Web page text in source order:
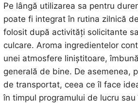
Pe lângă utilizarea sa pentru
poate fi integrat în rutina zilnică
folosit după activități solicitante
culcare. Aroma ingredientelor
unei atmosfere liniștitoare,
generală de bine. De asemenea,
de transportat, ceea ce îl face
în timpul programului de lucru sau